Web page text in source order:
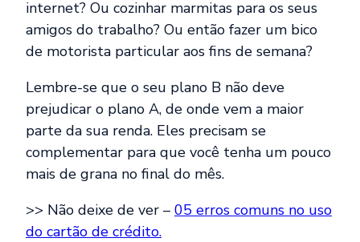
internet? Ou cozinhar marmitas para os seus
amigos do trabalho? Ou então fazer um bico
de motorista particular aos fins de semana?
Lembre-se que o seu plano B não deve
prejudicar o plano A, de onde vem a maior
parte da sua renda. Eles precisam se
complementar para que você tenha um pouco
mais de grana no final do mês.
>> Não deixe de ver – 05 erros comuns no uso
do cartão de crédito.